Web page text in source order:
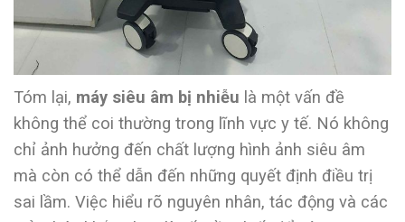
Tóm lại, máy siêu âm bị nhiễu là một vấn đề
không thể coi thường trong lĩnh vực y tế. Nó không
chỉ ảnh hưởng đến chất lượng hình ảnh siêu âm
mà còn có thể dẫn đến những quyết định điều trị
sai lầm. Việc hiểu rõ nguyên nhân, tác động và các